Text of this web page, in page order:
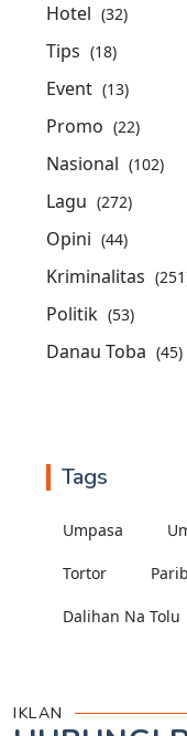
Hotel (32)
Tips (18)
Event (13)
Promo (22)
Nasional (102)
Lagu (272)
Opini (44)
Kriminalitas
Politik (53)
Danau Toba (45)
Tags
Umpasa
Tortor
Dalihan Na Tolu
IKLAN